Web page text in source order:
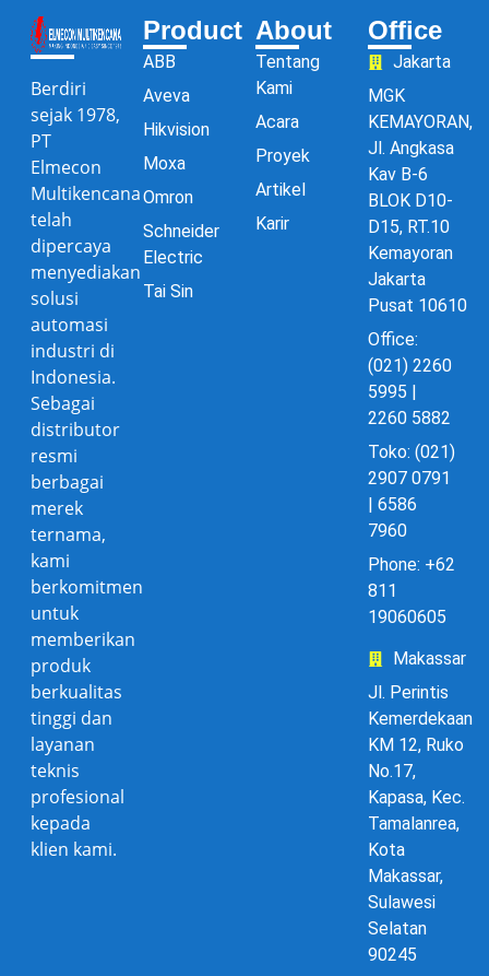
Berdiri
sejak 1978,
PT
Elmecon
Multikencana
telah
dipercaya
menyediakan
solusi
automasi
industri di
Indonesia.
Sebagai
distributor
resmi
berbagai
merek
ternama,
kami
berkomitmen
untuk
memberikan
produk
berkualitas
tinggi dan
layanan
teknis
profesional
kepada
klien kami.
Product
ABB
Aveva
Hikvision
Moxa
Omron
Schneider
Electric
Tai Sin
About
Tentang
Kami
Acara
Proyek
Artikel
Karir
Office
Jakarta
MGK
KEMAYORAN,
Jl. Angkasa
Kav B-6
BLOK D10-
D15, RT.10
Kemayoran
Jakarta
Pusat 10610
Office:
(021) 2260
5995 |
2260 5882
Toko: (021)
2907 0791
| 6586
7960
Phone: +62
811
19060605
Makassar
Jl. Perintis
Kemerdekaan
KM 12, Ruko
No.17,
Kapasa, Kec.
Tamalanrea,
Kota
Makassar,
Sulawesi
Selatan
90245